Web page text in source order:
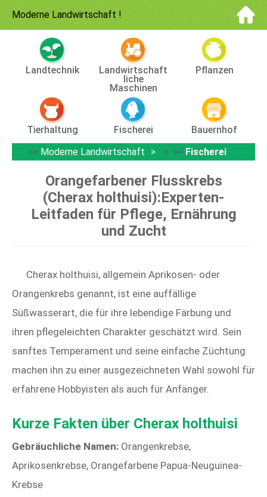
Moderne Landwirtschaft !
Landtechnik Landwirtschaft
Liche
Maschinen
Pflanzen
Tierhaltung Fischerei
Bauernhof
>> Moderne Landwirtschaft > >> Fischerei
Orangefarbener Flusskrebs
(Cherax holthuisi):Experten-
Leitfaden für Pflege, Ernährung
und Zucht
Cherax holthuisi, allgemein Aprikosen- oder
Orangenkrebs genannt, ist eine auffällige
Süßwasserart, die für ihre lebendige Färbung und
ihren pflegeleichten Charakter geschätzt wird. Sein
sanftes Temperament und seine einfache Züchtung
machen ihn zu einer ausgezeichneten Wahl sowohl für
erfahrene Hobbyisten als auch für Anfänger.
Kurze Fakten über Cherax holthuisi
Gebräuchliche Namen: Orangenkrebse,
Aprikosenkrebse, Orangefarbene Papua-Neuguinea-
Krebse